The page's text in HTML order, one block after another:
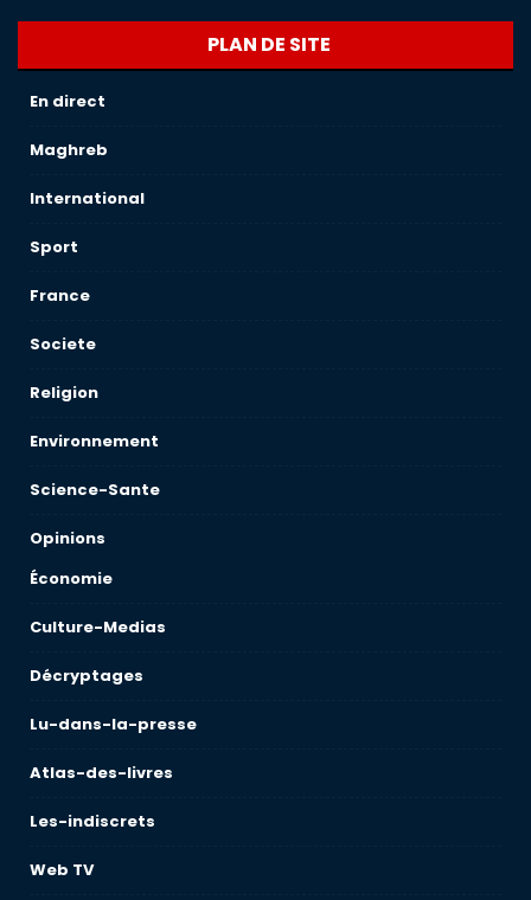
PLAN DE SITE
En direct
Maghreb
International
Sport
France
Societe
Religion
Environnement
Science-Sante
Opinions
Économie
Culture-Medias
Décryptages
Lu-dans-la-presse
Atlas-des-livres
Les-indiscrets
Web TV